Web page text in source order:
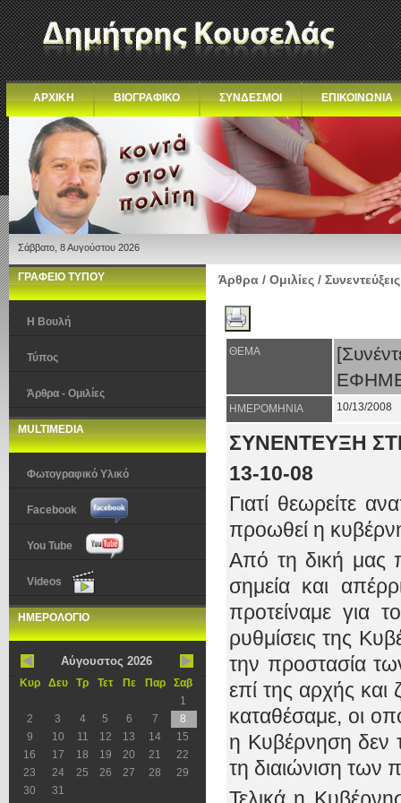
ΑΡΧΙΚΗ ΒΙΟΓΡΑΦΙΚΟ ΣΥΝΔΕΣΜΟΙ ΕΠΙΚΟΙΝΩΝΙΑ
Σάββατο, 8 Αυγούστου 2026
ΓΡΑΦΕΙΟ ΤΥΠΟΥ
Η Βουλή
Τύπος
Άρθρα - Ομιλίες
MULTIMEDIA
Φωτογραφικό Υλικό
Facebook
You Tube
Videos
ΗΜΕΡΟΛΟΓΙΟ
Αύγουστος 2026
Κυρ Δευ Τρ Τετ Πε Παρ
Σαβ
1
2
3 4 5 6 7
8
9
10 11 12 13 14
15
16
17 18 19 20 21
22
23
24 25 26 27 28
29
30
31
Άρθρα / Ομιλίες / Συνεντεύξεις
ΘΕΜΑ
ΗΜΕΡΟΜΗΝΙΑ 10/13/2008
ΣΥΝΕΝΤΕΥΞΗ
13-10-08
Γιατί θεωρείτε
προωθεί η
Από τη δική μας
σημεία και
προτείναμε για
ρυθμίσεις της
την προστασία
επί της αρχής
καταθέσαμε, οι
η Κυβέρνηση δεν
τη διαιώνιση των